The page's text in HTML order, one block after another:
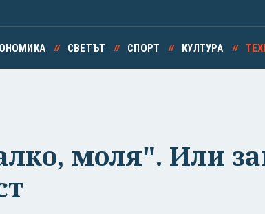
СВЕТЪТ СПОРТ КУЛТУРА
моля". Или